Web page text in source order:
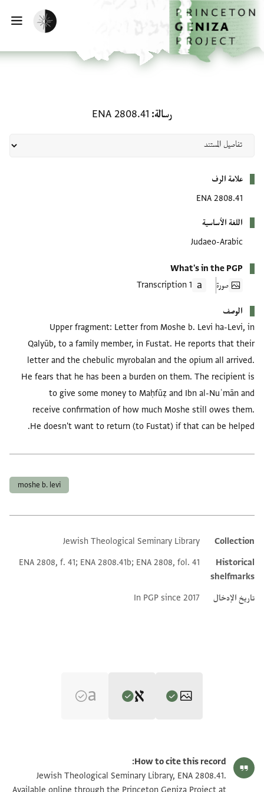
إلى المحتوى الرئيسي
الرئيسية
تفعيل الوضع المظلم
رسالة ENA 2808.41
علامة الرف
ENA 2808.41
اللغة الأساسية
Judaeo-Arabic
What's in the PGP
صورة
1 Transcription
الوصف
Upper fragment: Letter from Moshe b. Levi ha-Levi, in
Qalyūb, to a family member, in Fustat. He reports that their
letter and the chebulic myrobalan and the opium all arrived.
He fears that he has been a burden on them. The recipient is
to give some money to Maḥfūẓ and Ibn al-Nuʿmān and
receive confirmation of how much Moshe still owes them.
He doesn't want to return (to Fustat) if that can be helped.
moshe b. levi
Additional metadata
Collection
Jewish Theological Seminary Library
Historical
shelfmarks
ENA 2808, f. 41; ENA 2808.41b; ENA 2808, fol. 41
تاريخ الإدخال In PGP since 2017
Alan Elbaum's digital edition (2020).
ENA 2808.41 2
تكبير و تدوير
How to cite this record:
Jewish Theological Seminary Library, ENA 2808.41.